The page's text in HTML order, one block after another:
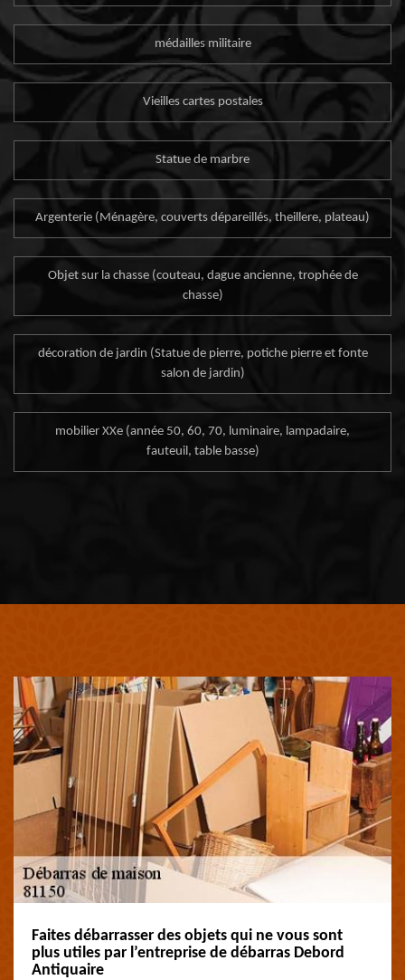
médailles militaire
Vieilles cartes postales
Statue de marbre
Argenterie (Ménagère, couverts dépareillés, theillere, plateau)
Objet sur la chasse (couteau, dague ancienne, trophée de
chasse)
décoration de jardin (Statue de pierre, potiche pierre et fonte
salon de jardin)
mobilier XXe (année 50, 60, 70, luminaire, lampadaire,
fauteuil, table basse)
Faites débarrasser des objets qui ne vous sont
plus utiles par l’entreprise de débarras Debord
Antiquaire